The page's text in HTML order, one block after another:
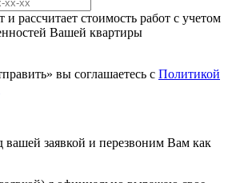
рассчитает стоимость работ с учетом
Вашей квартиры
вы соглашаетесь с Политикой
заявкой и перезвоним Вам как